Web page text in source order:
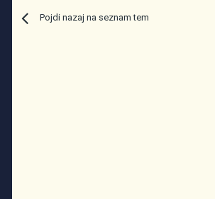
Pojdi nazaj na seznam tem